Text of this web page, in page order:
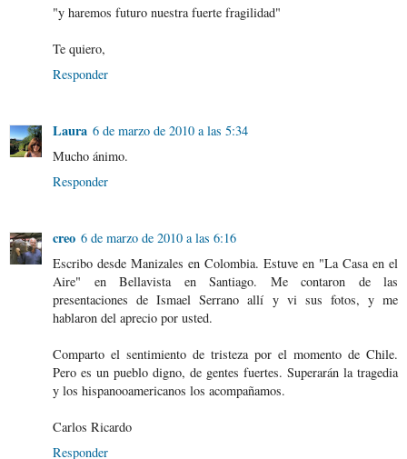
"y haremos futuro nuestra fuerte fragilidad"
Te quiero,
Responder
Laura 6 de marzo de 2010 a las 5:34
Mucho ánimo.
Responder
creo 6 de marzo de 2010 a las 6:16
Escribo desde Manizales en Colombia. Estuve en "La Casa en el
Aire" en Bellavista en Santiago. Me contaron de las
presentaciones de Ismael Serrano allí y vi sus fotos, y me
hablaron del aprecio por usted.
Comparto el sentimiento de tristeza por el momento de Chile.
Pero es un pueblo digno, de gentes fuertes. Superarán la tragedia
y los hispanooamericanos los acompañamos.
Carlos Ricardo
Responder